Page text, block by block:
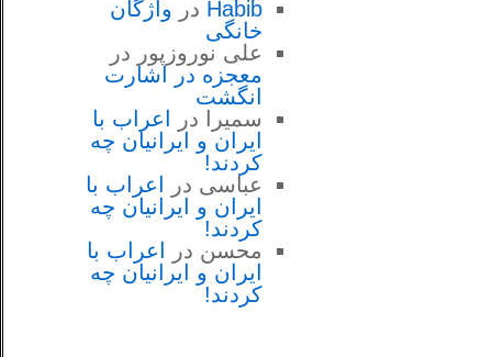
Habib در واژگان
خانگی
علی نوروزپور در
معجزه در اشارت
انگشت
سمیرا
در
اعراب با
ايران و ايرانيان چه
كردند!
عباسی در
اعراب با
ايران و ايرانيان چه
كردند!
محسن در
اعراب با
ايران و ايرانيان چه
كردند!